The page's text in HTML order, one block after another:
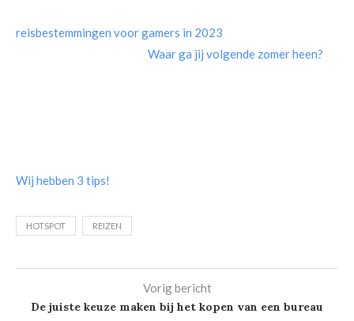
reisbestemmingen voor gamers in 2023
Waar ga jij volgende zomer heen?
Wij hebben 3 tips!
HOTSPOT REIZEN
Vorig bericht
De juiste keuze maken bij het kopen van een bureau